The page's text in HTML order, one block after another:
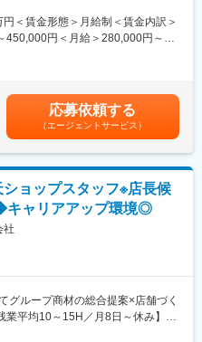
に提供、設備投資などの案件に関
的に把握するため等に活用されて
ズは年々増加しています
習を重ねることで確実に慣れてい
情報の確認
（選択式フォーマット）
ンティブ獲得
ォーマットが決まっており、英語に
＜賃金形態＞月給制＜賃金内訳＞
450,000円＜月給＞280,000円～
れている社員もおり、歴の長い方
ィブ支給などもあります。・昇
も目安の金額であり、選考を通じて
給(月額)は固定手当を含めた表記で
応募依頼する
（エージェントサービス）
ショップスタッフ※店長候
ャリアアップ環境◎
社
グループ商材の総合提案×店舗づく
平均10～15H／月8日～休み】